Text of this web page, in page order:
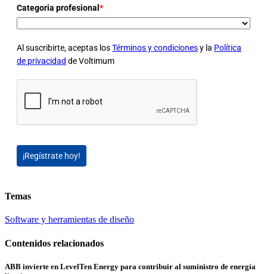
Categoria profesional *
Al suscribirte, aceptas losTérminos y condicionesy la Política
de privacidad de Voltimum
¡Regístrate hoy!
Temas
Software y herramientas de diseño
Contenidos relacionados
ABB invierte en LevelTen Energy para contribuir al suministro de energía